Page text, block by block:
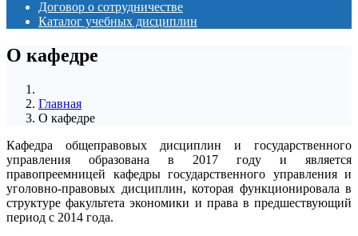
Договор о сотрудничестве
Каталог учебных дисциплин
О кафедре
Главная
О кафедре
Кафедра общеправовых дисциплин и государственного
управления образована в 2017 году и является
правопреемницей кафедры государственного управления и
уголовно-правовых дисциплин, которая функционировала в
структуре факультета экономики и права в предшествующий
период с 2014 года.